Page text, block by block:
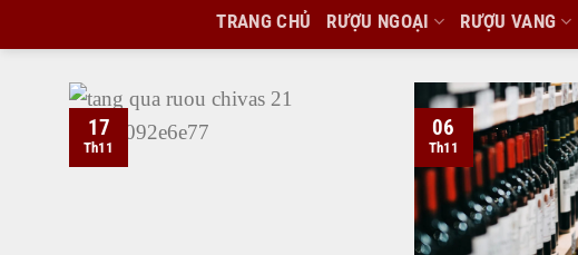
TRANG CHỦ RƯỢU NGOẠI RƯỢU VANG
17
Th11
06
Th11